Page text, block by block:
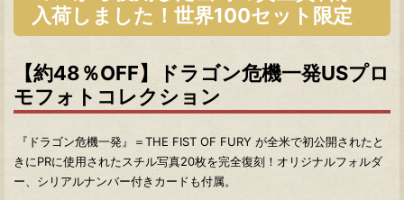
入荷しました！世界100セット限定
【約48％OFF】ドラゴン危機一発USプロ
モフォトコレクション
『ドラゴン危機一発』＝THE FIST OF FURY が全米で初公開されたと
きにPRに使用されたスチル写真20枚を完全復刻！オリジナルフォルダ
ー、シリアルナンバー付きカードも付属。